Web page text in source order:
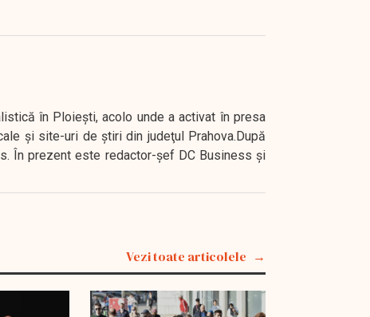
în Ploieşti, acolo unde a activat în presa
şi site-uri de ştiri din judeţul Prahova.După
În prezent este redactor-şef DC Business şi
Vezi toate articolele